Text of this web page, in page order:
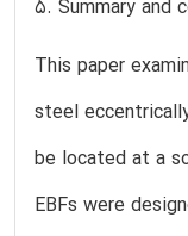
5. Summary and
This paper
steel
be located at a
EBFs were